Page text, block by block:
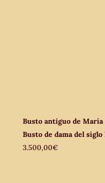
Busto antiguo de María
Busto de dama del siglo
3.500,00€